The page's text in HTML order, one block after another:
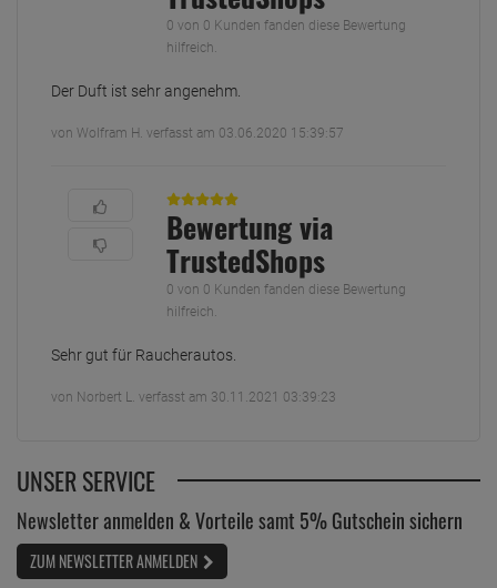
0 von 0 Kunden fanden diese Bewertung
hilfreich.
Der Duft ist sehr angenehm.
von Wolfram H. verfasst am 03.06.2020 15:39:57
Bewertung via
TrustedShops
0 von 0 Kunden fanden diese Bewertung
hilfreich.
Sehr gut für Raucherautos.
von Norbert L. verfasst am 30.11.2021 03:39:23
UNSER SERVICE
Newsletter anmelden & Vorteile samt 5% Gutschein sichern
ZUM NEWSLETTER ANMELDEN